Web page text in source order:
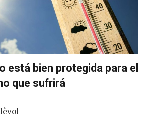
está bien protegida para el
que sufrirá